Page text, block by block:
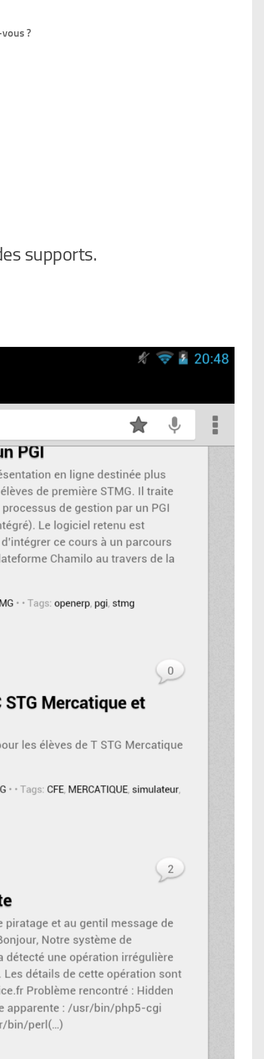
?
supports.